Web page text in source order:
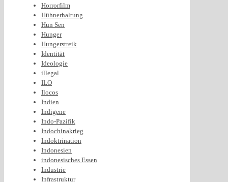
Horrorfilm
Hühnerhaltung
Hun Sen
Hunger
Hungerstreik
Identität
Ideologie
illegal
ILO
Ilocos
Indien
Indigene
Indo-Pazifik
Indochinakrieg
Indoktrination
Indonesien
indonesisches Essen
Industrie
Infrastruktur